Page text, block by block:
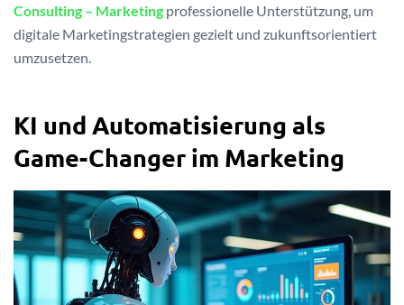
Consulting – Marketing professionelle Unterstützung, um
digitale Marketingstrategien gezielt und zukunftsorientiert
umzusetzen.
KI und Automatisierung als
Game-Changer im Marketing